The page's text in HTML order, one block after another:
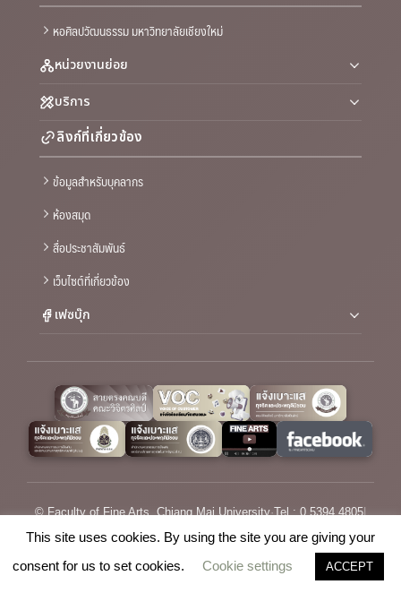
หอศิลปวัฒนธรรม มหาวิทยาลัยเชียงใหม่
หน่วยงานย่อย
บริการ
ลิงก์ที่เกี่ยวข้อง
ข้อมูลสำหรับบุคลากร
ห้องสมุด
สื่อประชาสัมพันธ์
เว็บไซต์ที่เกี่ยวข้อง
เฟซบุ๊ก
© Faculty of Fine Arts, Chiang Mai University·Tel : 0 5394 4805|
Email : saraban_fofa@cmu.ac.th
This site uses cookies. By using the site you are giving your
consent for us to set cookies.
Cookie settings ACCEPT